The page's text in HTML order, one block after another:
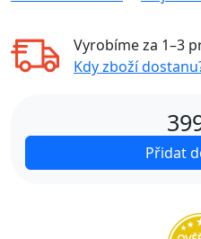
Vyrobíme za 1–3
Kdy zboží
Přidat